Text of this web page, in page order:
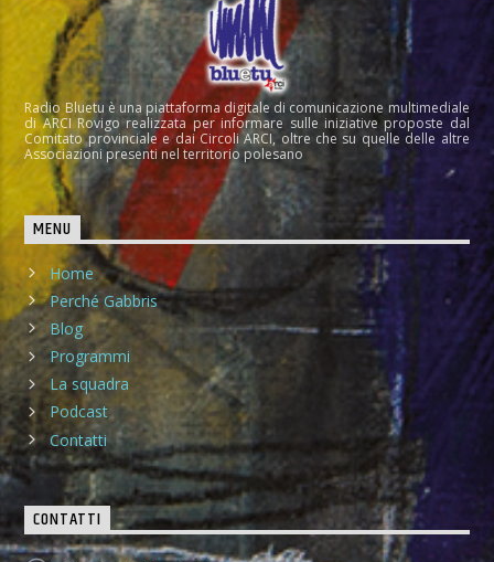
Radio Bluetu è una piattaforma digitale di comunicazione multimediale
di ARCI Rovigo realizzata per informare sulle iniziative proposte dal
Comitato provinciale e dai Circoli ARCI, oltre che su quelle delle altre
Associazioni presenti nel territorio polesano
MENU
Home
Perché Gabbris
Blog
Programmi
La squadra
Podcast
Contatti
CONTATTI